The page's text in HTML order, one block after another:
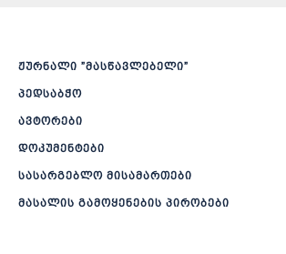
ჟურნალი ”მასწავლებელი”
პედსაბჭო
ავტორები
დოკუმენტები
სასარგებლო მისამართები
მასალის გამოყენების პირობები